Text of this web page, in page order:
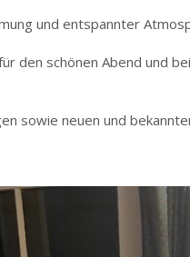
und entspannter
den schönen Abend und
sowie neuen und